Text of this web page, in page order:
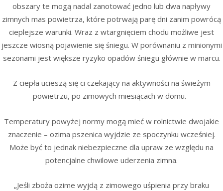
obszary te mogą nadal zanotować jedno lub dwa napływy
zimnych mas powietrza, które potrwają parę dni zanim powrócą
cieplejsze warunki. Wraz z wtargnięciem chodu możliwe jest
jeszcze wiosną pojawienie się śniegu. W porównaniu z minionymi
sezonami jest większe ryzyko opadów śniegu głównie w marcu.
Z ciepła ucieszą się ci czekający na aktywności na świeżym
powietrzu, po zimowych miesiącach w domu.
Temperatury powyżej normy mogą mieć w rolnictwie dwojakie
znaczenie – ozima pszenica wyjdzie ze spoczynku wcześniej.
Może być to jednak niebezpieczne dla upraw ze względu na
potencjalne chwilowe uderzenia zimna.
„Jeśli zboża ozime wyjdą z zimowego uśpienia przy braku